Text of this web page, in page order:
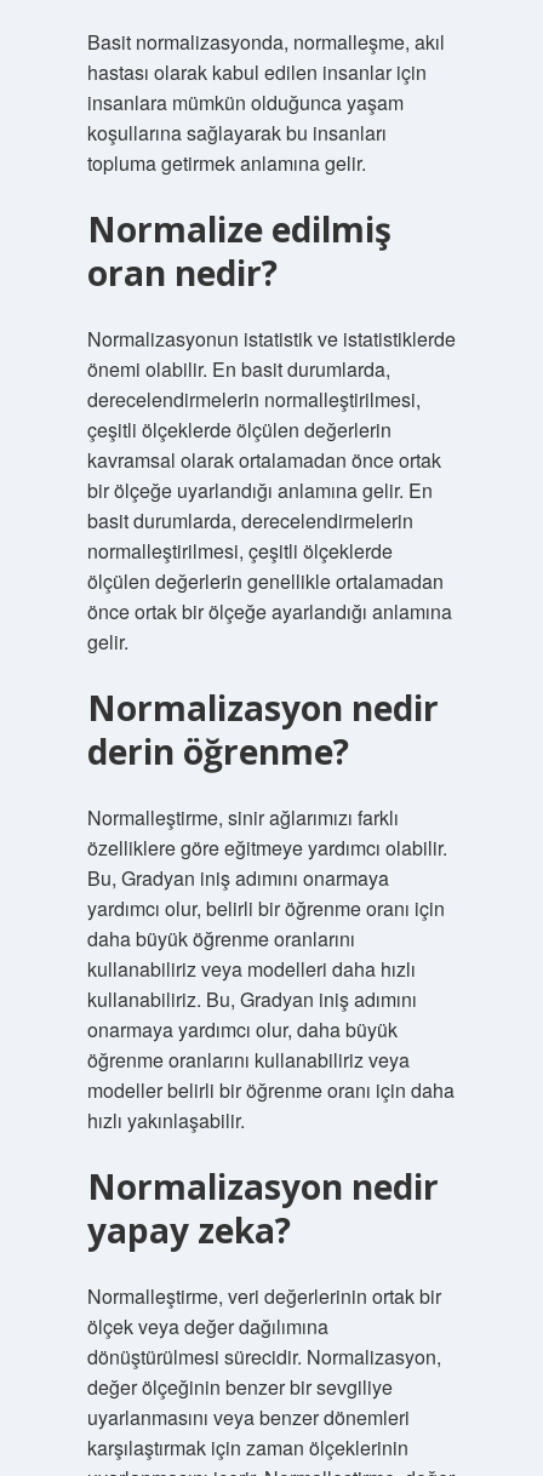
Basit normalizasyonda, normalleşme, akıl
hastası olarak kabul edilen insanlar için
insanlara mümkün olduğunca yaşam
koşullarına sağlayarak bu insanları
topluma getirmek anlamına gelir.
Normalize edilmiş
oran nedir?
Normalizasyonun istatistik ve istatistiklerde
önemi olabilir. En basit durumlarda,
derecelendirmelerin normalleştirilmesi,
çeşitli ölçeklerde ölçülen değerlerin
kavramsal olarak ortalamadan önce ortak
bir ölçeğe uyarlandığı anlamına gelir. En
basit durumlarda, derecelendirmelerin
normalleştirilmesi, çeşitli ölçeklerde
ölçülen değerlerin genellikle ortalamadan
önce ortak bir ölçeğe ayarlandığı anlamına
gelir.
Normalizasyon nedir
derin öğrenme?
Normalleştirme, sinir ağlarımızı farklı
özelliklere göre eğitmeye yardımcı olabilir.
Bu, Gradyan iniş adımını onarmaya
yardımcı olur, belirli bir öğrenme oranı için
daha büyük öğrenme oranlarını
kullanabiliriz veya modelleri daha hızlı
kullanabiliriz. Bu, Gradyan iniş adımını
onarmaya yardımcı olur, daha büyük
öğrenme oranlarını kullanabiliriz veya
modeller belirli bir öğrenme oranı için daha
hızlı yakınlaşabilir.
Normalizasyon nedir
yapay zeka?
Normalleştirme, veri değerlerinin ortak bir
ölçek veya değer dağılımına
dönüştürülmesi sürecidir. Normalizasyon,
değer ölçeğinin benzer bir sevgiliye
uyarlanmasını veya benzer dönemleri
karşılaştırmak için zaman ölçeklerinin